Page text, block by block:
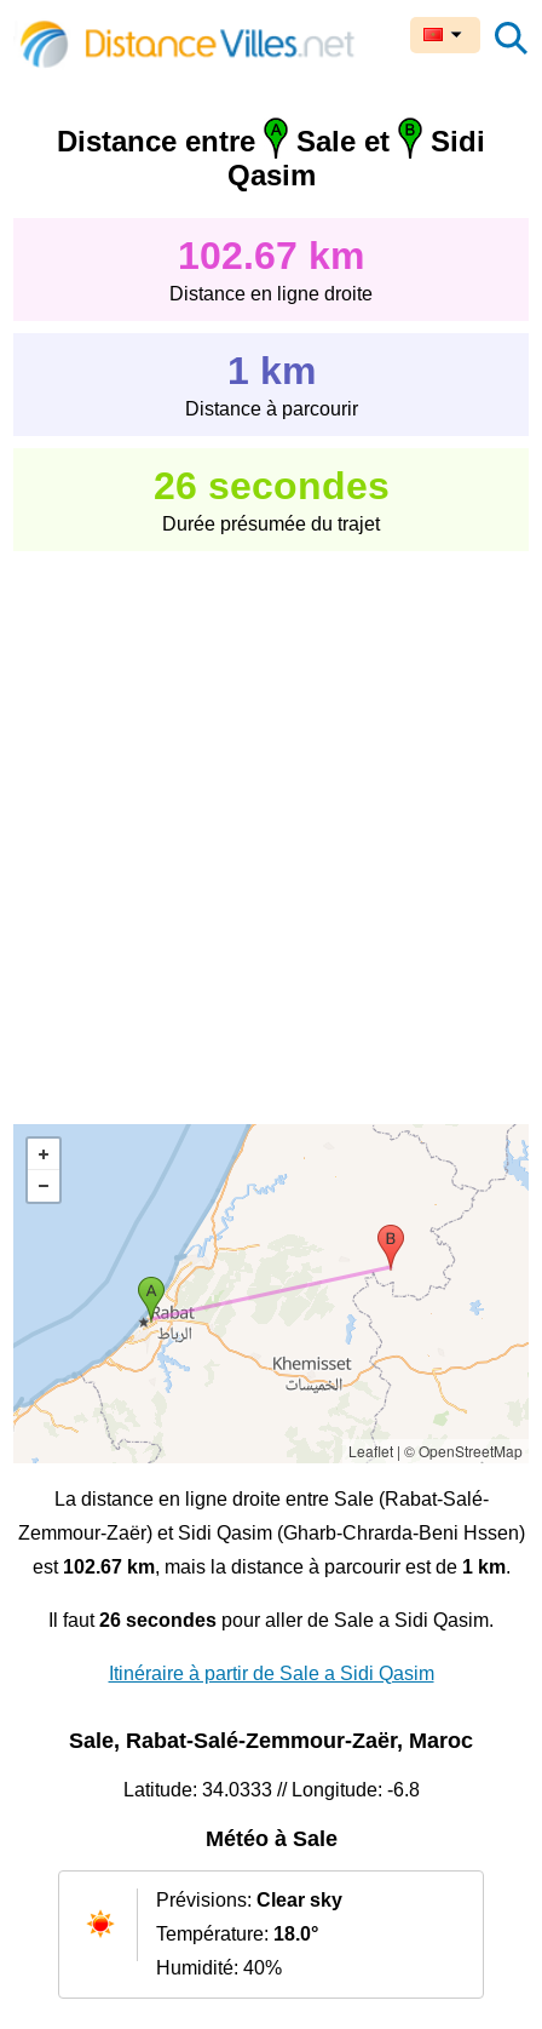
Distance entre Sale et
Sidi
Qasim
102.67 km
Distance en ligne droite
1 km
Distance à parcourir
26 secondes
Durée présumée du trajet
Leaflet| © OpenStreetMap
La distance en ligne droite entre Sale (Rabat-Salé-
Zemmour-Zaër) et Sidi Qasim (Gharb-Chrarda-Beni Hssen)
est 102.67 km, mais la distance à parcourir est de 1 km.
Il faut26 secondes pour aller de Sale a Sidi Qasim.
Itinéraire à partir de Sale a Sidi Qasim
Sale, Rabat-Salé-Zemmour-Zaër, Maroc
Latitude: 34.0333 // Longitude: -6.8
Météo à Sale
Prévisions: Clear sky
Température: 18.0°
Humidité: 40%